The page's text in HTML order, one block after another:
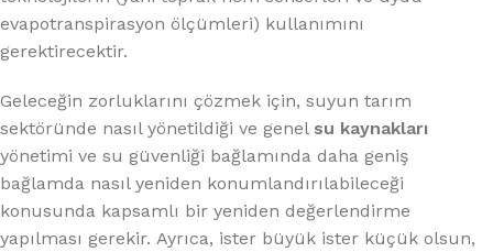
evapotranspirasyon ölçümleri) kullanımını
gerektirecektir.
Geleceğin zorluklarını çözmek için, suyun tarım
sektöründe nasıl yönetildiği ve genel su kaynakları
yönetimi ve su güvenliği bağlamında daha geniş
bağlamda nasıl yeniden konumlandırılabileceği
konusunda kapsamlı bir yeniden değerlendirme
yapılması gerekir. Ayrıca, ister büyük ister küçük olsun,